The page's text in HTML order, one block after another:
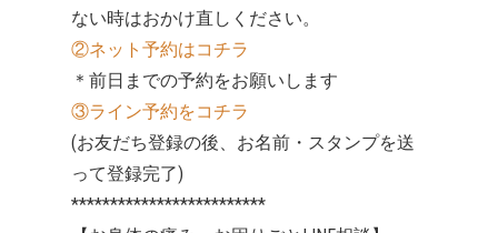
ない時はおかけ直しください。
②ネット予約はコチラ
＊前日までの予約をお願いします
③ライン予約をコチラ
(お友だち登録の後、お名前・スタンプを送
って登録完了)
*************************